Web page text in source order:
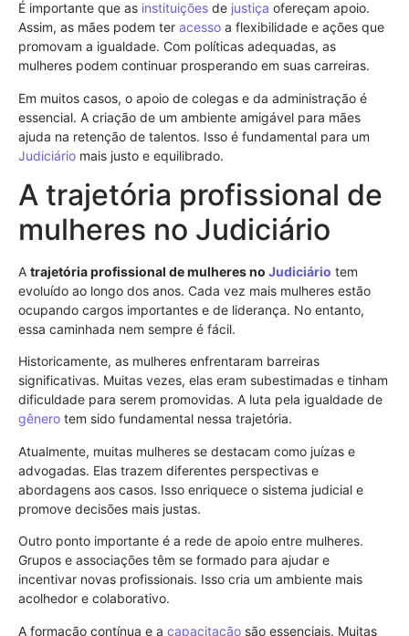
É importante que as instituições de justiça ofereçam apoio.
Assim, as mães podem ter acesso a flexibilidade e ações que
promovam a igualdade. Com políticas adequadas, as
mulheres podem continuar prosperando em suas carreiras.
Em muitos casos, o apoio de colegas e da administração é
essencial. A criação de um ambiente amigável para mães
ajuda na retenção de talentos. Isso é fundamental para um
Judiciário mais justo e equilibrado.
A trajetória profissional de
mulheres no Judiciário
A trajetória profissional de mulheres no Judiciário tem
evoluído ao longo dos anos. Cada vez mais mulheres estão
ocupando cargos importantes e de liderança. No entanto,
essa caminhada nem sempre é fácil.
Historicamente, as mulheres enfrentaram barreiras
significativas. Muitas vezes, elas eram subestimadas e tinham
dificuldade para serem promovidas. A luta pela igualdade de
gênero tem sido fundamental nessa trajetória.
Atualmente, muitas mulheres se destacam como juízas e
advogadas. Elas trazem diferentes perspectivas e
abordagens aos casos. Isso enriquece o sistema judicial e
promove decisões mais justas.
Outro ponto importante é a rede de apoio entre mulheres.
Grupos e associações têm se formado para ajudar e
incentivar novas profissionais. Isso cria um ambiente mais
acolhedor e colaborativo.
A formação contínua e a capacitação são essenciais. Muitas